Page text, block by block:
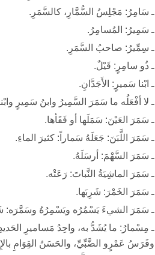
ـ سَامِرُ: مَجْلِسُ السُّمَّارِ، كالسَّمَرِ.
ـ سَمِيرُ: المُسامِرُ.
ـ سِمِّيرُ: صاحبُ السَّمَرِ.
ـ ذُو سامِرٍ: قَيْلٌ.
ـ ابْنا سَميرٍ: الأَجَدَّانِ.
ـ لا أفْعَلُه ما سَمَرَ السَّمِيرُ وابنُ سَمِيرٍ
ـ سَمَرَ العَيْنَ: سَمَلَها أو فَقَأها.
ـ سَمَرَ اللَّبَنَ: جَعَلَهُ سَماراً: كثيرَ الماءِ.
ـ سَمَرَ السَّهْمَ: أرسَلَهُ.
ـ سَمَرَ الماشِيَةُ النَّباتَ: رَعَتْه.
ـ سَمَرَ الخَمْرَ: شَرِبَها.
ـ سَمَرَ الشيءَ يَسْمُرُه ويَسْمِرُهُ وسَمَّرَه:
ـ مِسْمارُ: ما يُشَدُّ به، واحِدُ مَساميرِ
وفَرَسُ عَمْرٍو الضَّبِّيِّ، والحَسَنُ القِوَامِ